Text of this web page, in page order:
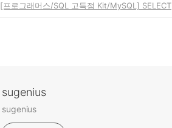
[프로그래머스/SQL 고득점 Kit/MySQL] SELECT
sugenius
sugenius